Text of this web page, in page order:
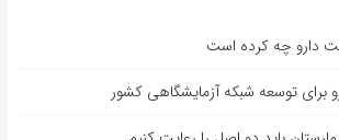
دارو چه کرده است
برای توسعه شبکه آزمایشگاهی کشور